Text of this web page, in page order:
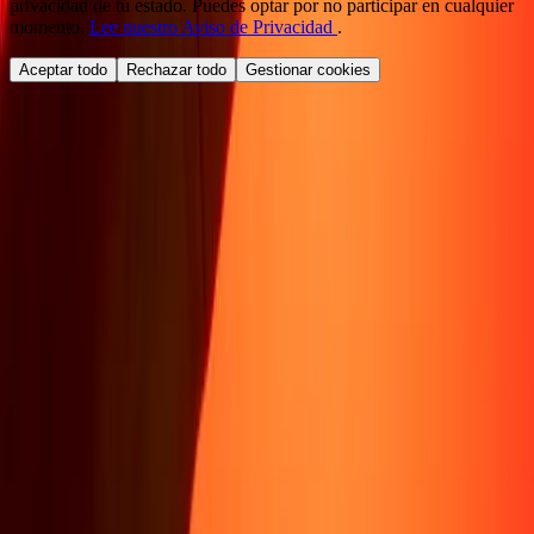
privacidad de tu estado. Puedes optar por no participar en cualquier
momento. Lee nuestro Aviso de Privacidad .
Aceptar todo Rechazar todo Gestionar cookies